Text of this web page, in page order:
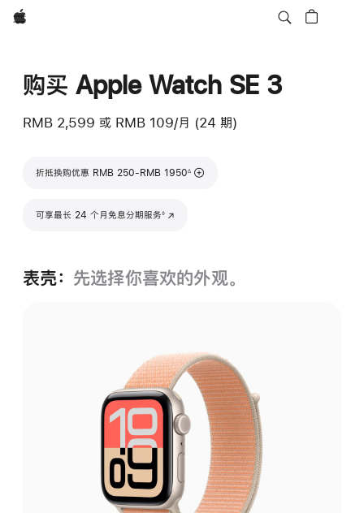
Apple
购买 Apple Watch SE 3
RMB 2,599 或 RMB 109/月 (24 期)
折抵换购优惠 RMB 250-RMB 1950
脚注
∆
可享最长 24 个月免息分期服务◊
(在新窗口中打开)
表壳： 先选择你喜欢的外观。